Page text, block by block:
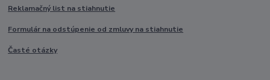
Reklamačný list na stiahnutie
Formulár na odstúpenie od zmluvy na stiahnutie
Časté otázky